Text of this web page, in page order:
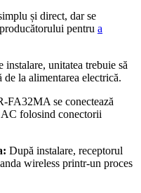
și direct, dar se
pentru a
instalare, unitatea trebuie să
la alimentarea electrică.
FA32MA se conectează
folosind conectorii
După instalare, receptorul
wireless printr-un proces